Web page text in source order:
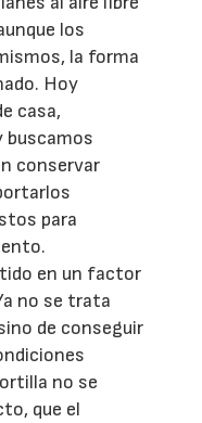
los
la forma
Hoy
casa,
buscamos
conservar
para
en un factor
no se trata
de conseguir
no se
que el